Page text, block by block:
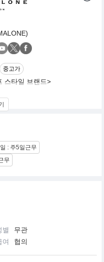
중고가
스타일 브랜드>
승하고 있는 브랜드입니다.
갖추고 있음.
: 주5일근무
무
별
무관
여 협의